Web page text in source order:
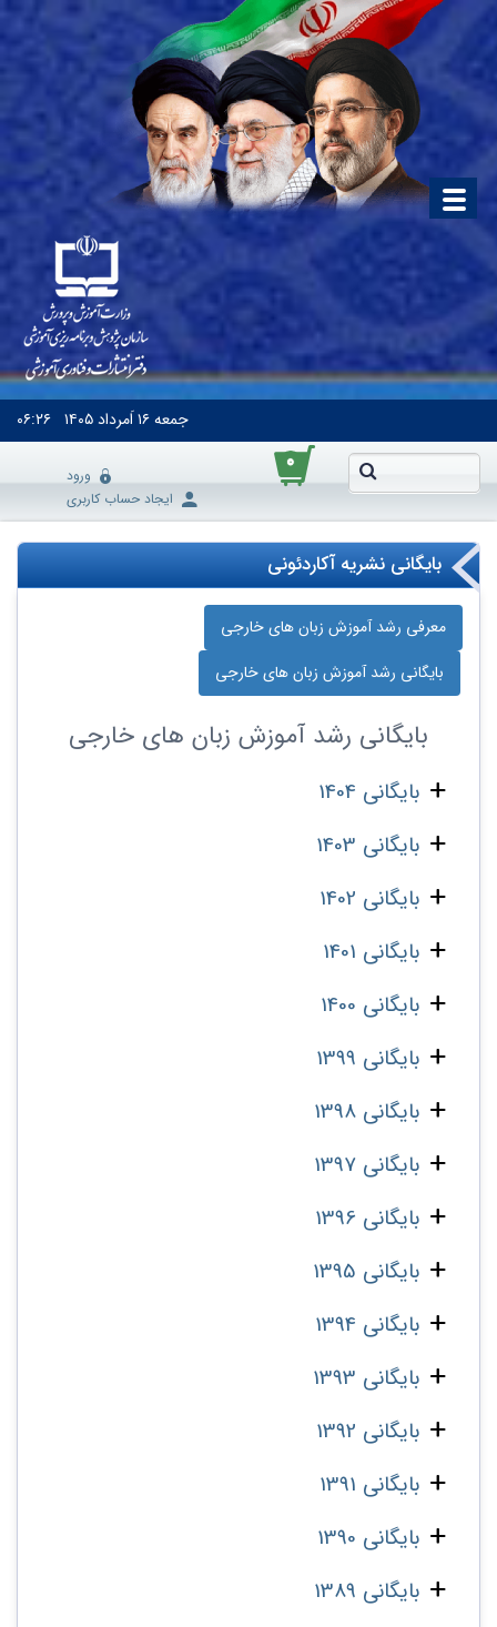
جمعه۱۶ اَمرداد ۱۴۰۵ ۰۶:۲۶
۰
ورود
ایجاد حساب کاربری
بایگانی نشریه آکاردئونی
معرفی رشد آموزش زبان‌ های خارجی
بایگانی رشد آموزش زبان‌ های خارجی
بایگانی رشد آموزش زبان‌ های خارجی
بایگانی 1404
بایگانی 1403
بایگانی 1402
بایگانی 1401
بایگانی 1400
بایگانی 1399
بایگانی 1398
بایگانی 1397
بایگانی 1396
بایگانی 1395
بایگانی 1394
بایگانی 1393
بایگانی 1392
بایگانی 1391
بایگانی 1390
بایگانی 1389